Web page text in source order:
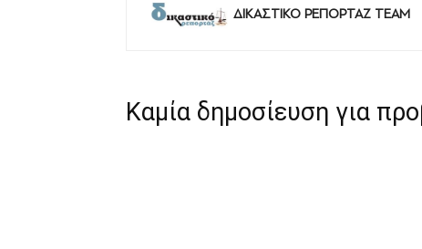
ΔΙΚΑΣΤΙΚΟ ΡΕΠΟΡΤΑΖ TEAM
Καμία δημοσίευση για